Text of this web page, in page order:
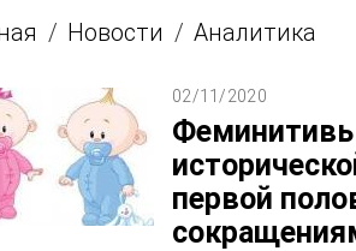
/ Новости / Аналитика
02/11/2020
первой